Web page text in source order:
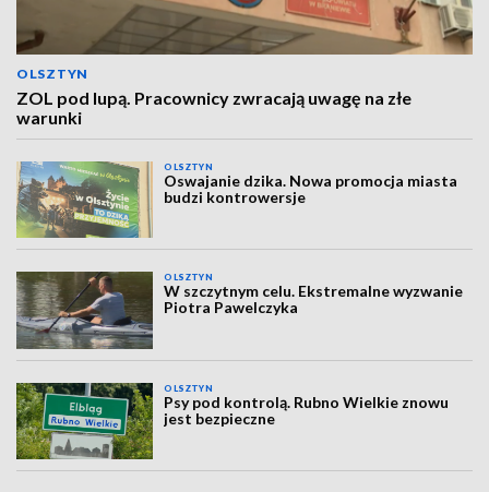
OLSZTYN
ZOL pod lupą. Pracownicy zwracają uwagę na złe
warunki
OLSZTYN
Oswajanie dzika. Nowa promocja miasta
budzi kontrowersje
OLSZTYN
W szczytnym celu. Ekstremalne wyzwanie
Piotra Pawelczyka
OLSZTYN
Psy pod kontrolą. Rubno Wielkie znowu
jest bezpieczne